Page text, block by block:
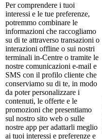
Per comprendere i tuoi
interessi e le tue preferenze,
potremmo combinare le
informazioni che raccogliamo
su di te attraverso transazioni o
interazioni offline o sui nostri
terminali in-Centre o tramite le
nostre comunicazioni e-mail e
SMS con il profilo cliente che
conserviamo su di te, in modo
da poter personalizzare i
contenuti, le offerte e le
promozioni che presentiamo
sul nostro sito web o sulle
nostre app per adattarli meglio
ai tuoi interessi e preferenze e